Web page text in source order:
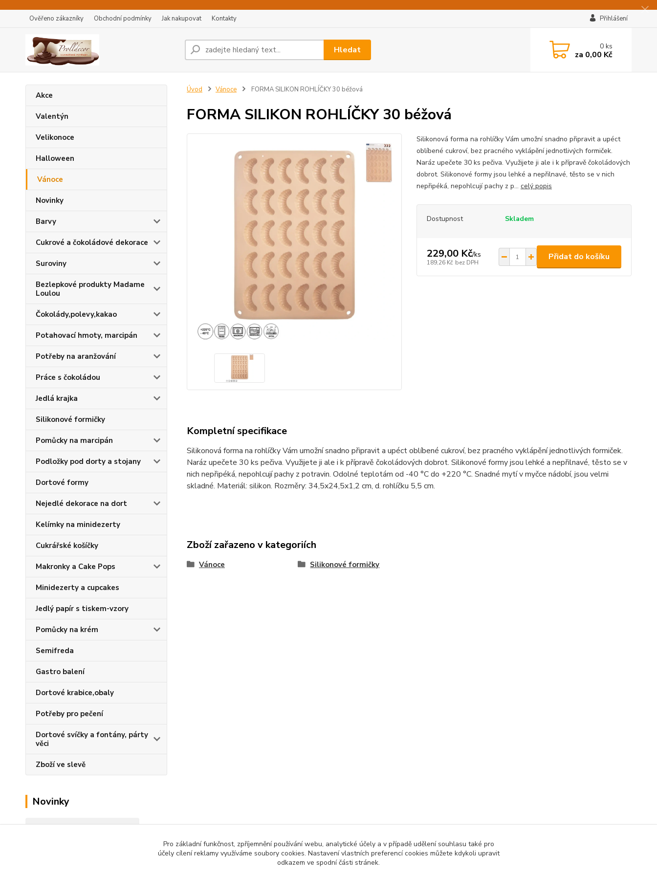
Ověřeno zákazníky Obchodní podmínky Jak nakupovat Kontakty Přihlášení
Hledat 0ks
za 0,00 Kč
Akce
Valentýn
Velikonoce
Halloween
Vánoce
Novinky
Barvy
Cukrové a čokoládové dekorace
Suroviny
Bezlepkové produkty Madame
Loulou
Čokolády,polevy,kakao
Potahovací hmoty, marcipán
Potřeby na aranžování
Práce s čokoládou
Jedlá krajka
Silikonové formičky
Pomůcky na marcipán
Podložky pod dorty a stojany
Dortové formy
Nejedlé dekorace na dort
Kelímky na minidezerty
Cukrářské košíčky
Makronky a Cake Pops
Minidezerty a cupcakes
Jedlý papír s tiskem-vzory
Pomůcky na krém
Semifreda
Gastro balení
Dortové krabice,obaly
Potřeby pro pečení
Dortové svíčky a fontány, párty
věci
Zboží ve slevě
Novinky
Zobrazit všechny novinky
Úvod Vánoce FORMA SILIKON ROHLÍČKY 30 béžová
FORMA SILIKON ROHLÍČKY 30 béžová
Silikonová forma na rohlíčky Vám umožní snadno připravit a upéct
oblíbené cukroví, bez pracného vyklápění jednotlivých formiček.
Naráz upečete 30 ks pečiva. Využijete ji ale i k přípravě čokoládových
dobrot. Silikonové formy jsou lehké a nepřilnavé, těsto se v nich
nepřipéká, nepohlcují pachy z p... celý popis
Dostupnost Skladem
229,00 Kč/ks
189,26 Kč bez DPH
Přidat do košíku
Kompletní specifikace
Silikonová forma na rohlíčky Vám umožní snadno připravit a upéct oblíbené cukroví, bez pracného vyklápění jednotlivých formiček.
Naráz upečete 30 ks pečiva. Využijete ji ale i k přípravě čokoládových dobrot. Silikonové formy jsou lehké a nepřilnavé, těsto se v
nich nepřipéká, nepohlcují pachy z potravin. Odolné teplotám od -40 °C do +220 °C. Snadné mytí v myčce nádobí, jsou velmi
skladné. Materiál: silikon. Rozměry: 34,5x24,5x1,2 cm, d. rohlíčku 5,5 cm.
Zboží zařazeno v kategoriích
Vánoce Silikonové formičky
Pro základní funkčnost, zpříjemnění používání webu, analytické účely a v případě udělení souhlasu také pro
účely cílení reklamy využíváme soubory cookies. Nastavení vlastních preferencí cookies můžete kdykoli upravit
odkazem ve spodní části stránek.